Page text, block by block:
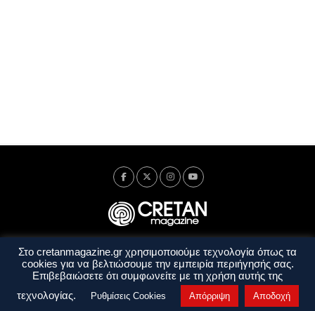
Ταυτότητα Πολιτική Απορρήτου
Όροι Χρήσης
Όροι και Προϋποθέσεις
Στο cretanmagazine.gr χρησιμοποιούμε τεχνολογία όπως τα
cookies για να βελτιώσουμε την εμπειρία περιήγησής σας.
Επιβεβαιώσετε ότι συμφωνείτε με τη χρήση αυτής της
τεχνολογίας.
Ρυθμίσεις Cookies Απόρριψη Αποδοχή